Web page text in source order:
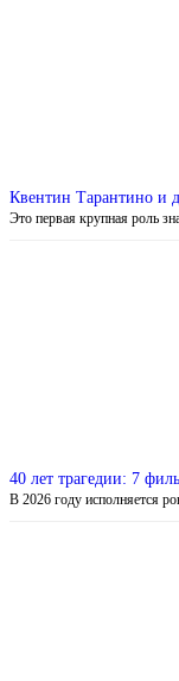
Квентин Тарантино и
Это первая крупная роль
40 лет трагедии: 7
В 2026 году исполняется